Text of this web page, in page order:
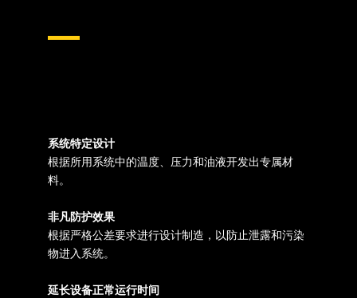
系统特定设计
根据所用系统中的温度、压力和油液开发出专属材
料。
非凡防护效果
根据严格公差要求进行设计制造，以防止泄露和污染
物进入系统。
延长设备正常运行时间